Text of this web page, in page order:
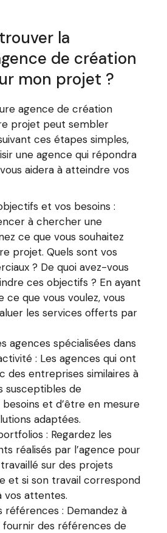
la
de création
mon projet ?
agence de création
projet peut sembler
ces étapes simples,
une agence qui répondra
aidera à atteindre vos
et vos besoins :
à chercher une
ce que vous souhaitez
projet. Quels sont vos
? De quoi avez-vous
ces objectifs ? En ayant
ce que vous voulez, vous
les services offerts par
agences spécialisées dans
: Les agences qui ont
des entreprises similaires à
susceptibles de
et d’être en mesure
adaptées.
: Regardez les
réalisés par l’agence pour
sur des projets
et si son travail correspond
vos attentes.
références : Demandez à
fournir des références de